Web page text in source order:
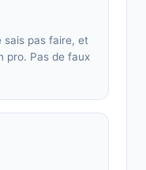
sais pas faire, et
pro. Pas de faux